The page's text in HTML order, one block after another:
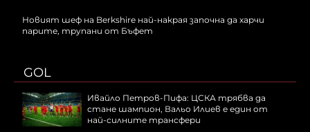
Новият шеф на Berkshire най-накрая започна да харчи
парите, трупани от Бъфет
GOL
Ивайло Петров-Пифа: ЦСКА трябва да
стане шампион, Вальо Илиев е един от
най-силните трансфери